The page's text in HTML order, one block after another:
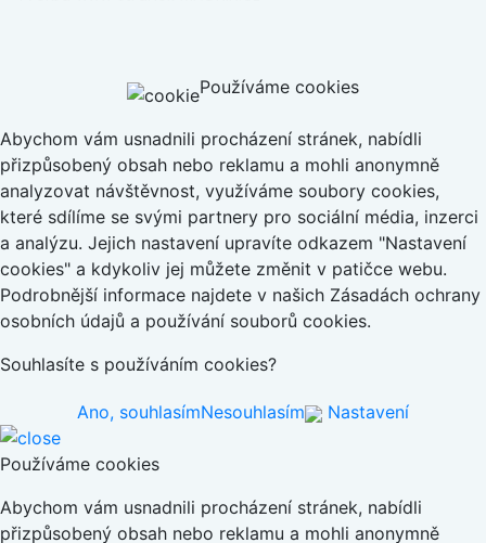
Používáme cookies
Abychom vám usnadnili procházení stránek, nabídli
přizpůsobený obsah nebo reklamu a mohli anonymně
analyzovat návštěvnost, využíváme soubory cookies,
které sdílíme se svými partnery pro sociální média, inzerci
a analýzu. Jejich nastavení upravíte odkazem "Nastavení
cookies" a kdykoliv jej můžete změnit v patičce webu.
Podrobnější informace najdete v našich Zásadách ochrany
osobních údajů a používání souborů cookies.
Souhlasíte s používáním cookies?
Ano, souhlasímNesouhlasím Nastavení
Používáme cookies
Abychom vám usnadnili procházení stránek, nabídli
přizpůsobený obsah nebo reklamu a mohli anonymně